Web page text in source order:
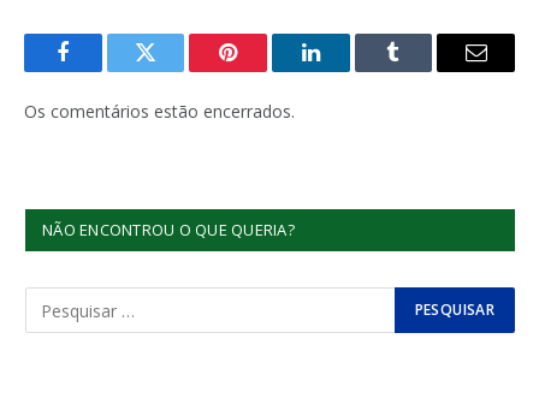
FacebookTwitter Pinterest LinkedInTumblr
E-
Os comentários estão encerrados.
NÃO ENCONTROU O QUE QUERIA?